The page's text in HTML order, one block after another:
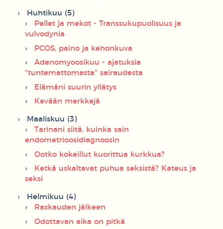
Huhtikuu (5)
Pellet ja mekot - Transsukupuolisuus ja
vulvodynia
PCOS, paino ja kehonkuva
Adenomyoosikuu - ajatuksia
''tuntemattomasta'' sairaudesta
Elämäni suurin yllätys
Kevään merkkejä
Maaliskuu (3)
Tarinani siitä, kuinka sain
endometrioosidiagnoosin
Ootko kokeillut kuorittua kurkkua?
Ketkä uskaltavat puhua seksistä? Kateus ja
seksi
Helmikuu (4)
Raskauden jälkeen
Odottavan aika on pitkä